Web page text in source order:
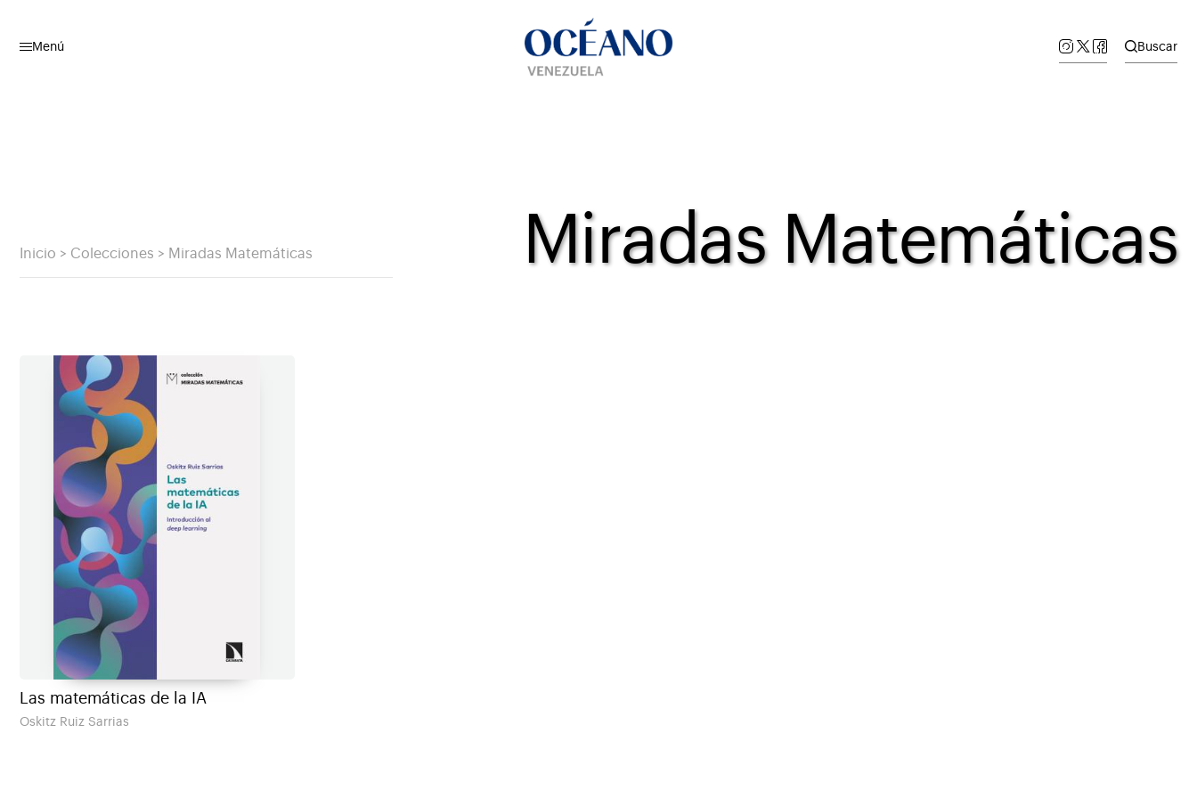
Menú Buscar
Miradas Matemáticas
Inicio > Colecciones > Miradas Matemáticas
Las matemáticas de la IA
Oskitz Ruiz Sarrias